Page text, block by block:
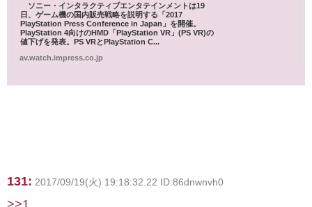
ソニー・インタラクティブエンタテインメントは19
日、ゲーム機の国内販売戦略を説明する「2017
PlayStation Press Conference in Japan」を開催。
PlayStation 4向けのHMD「PlayStation VR」(PS VR)の
値下げを発表。PS VRとPlayStation C...
av.watch.impress.co.jp
131: 2017/09/19(火) 19:18:32.22 ID:86dnwnvh0
>>1